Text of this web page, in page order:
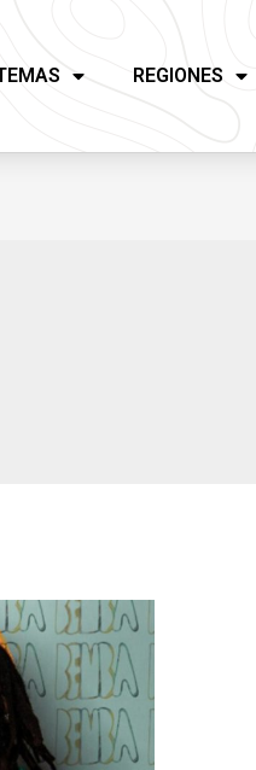
REGIONES